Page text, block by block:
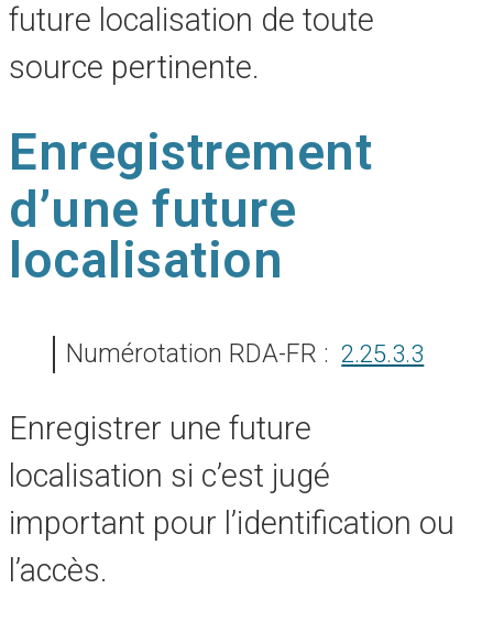
future localisation de toute
source pertinente.
Enregistrement
d’une future
localisation
Numérotation RDA-FR : 2.25.3.3
Enregistrer une future
localisation si c’est jugé
important pour l’identification ou
l’accès.